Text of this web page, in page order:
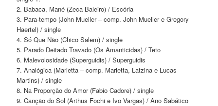
2. Babaca, Mané (Zeca Baleiro) / Escória
3. Para-tempo (John Mueller – comp. John Mueller e Gregory
Haertel) / single
4. Só Que Não (Chico Salem) / single
5. Parado Deitado Travado (Os Amanticidas) / Teto
6. Malevolosidade (Superguidis) / Superguidis
7. Analógica (Marietta – comp. Marietta, Latzina e Lucas
Martins) / single
8. Na Proporção do Amor (Fabio Cadore) / single
9. Canção do Sol (Arthus Fochi e Ivo Vargas) / Ano Sabático